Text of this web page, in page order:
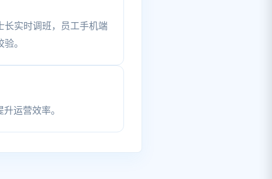
长实时调班，员工手机端
。
运营效率。